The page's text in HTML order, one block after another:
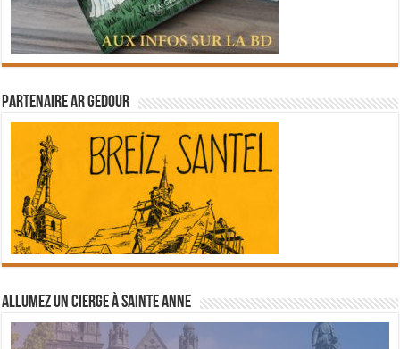
Partenaire Ar Gedour
Allumez un cierge à Sainte Anne